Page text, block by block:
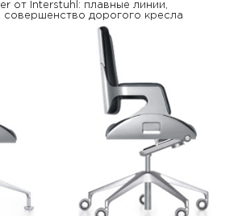
от Interstuhl: плавные линии,
совершенство дорогого кресла